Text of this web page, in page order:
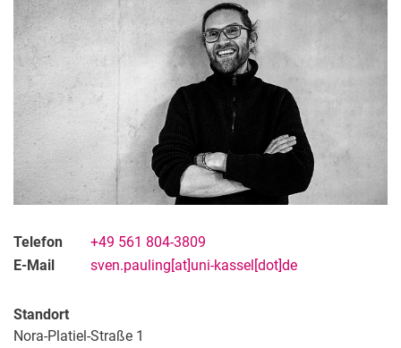
Telefon
+49 561 804-3809
E-Mail
sven.pauling[at]uni-kassel[dot]de
Standort
Nora-Platiel-Straße 1